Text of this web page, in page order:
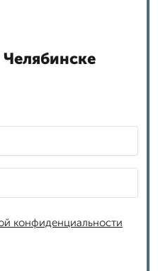
Челябинске
конфиденциальности